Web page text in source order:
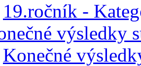
19.ročník -
výsledky
Konečné